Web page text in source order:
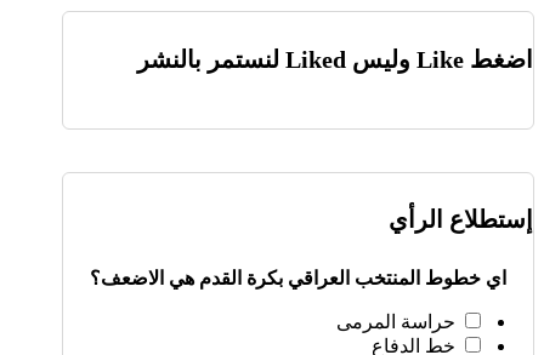
اضغط Like وليس Liked لنستمر بالنشر
إستطلاع الرأي
اي خطوط المنتخب العراقي بكرة القدم هي الاضعف؟
حراسة المرمى
خط الدفاع